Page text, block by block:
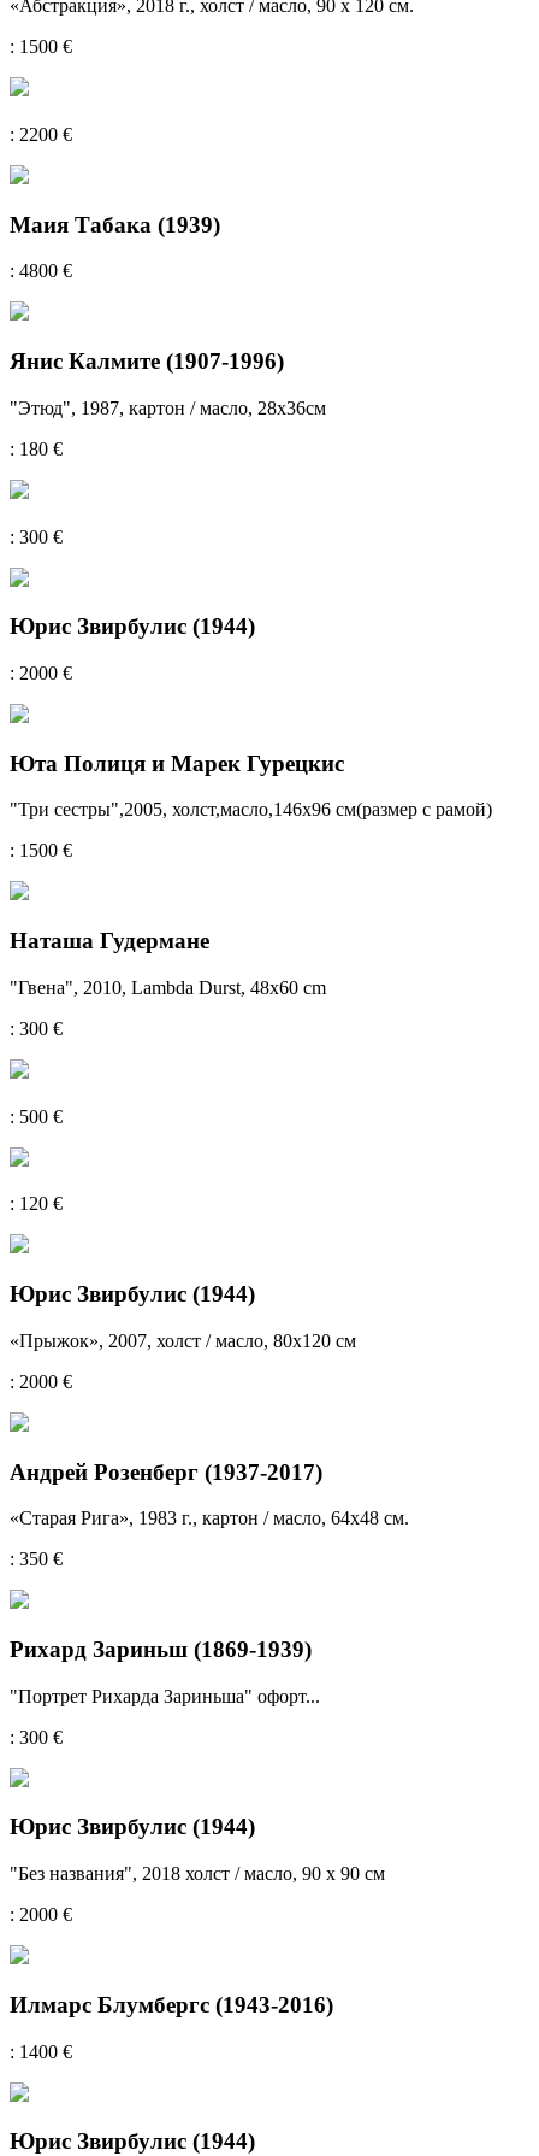
«Абстракция», 2018 г., холст / масло, 90 x 120 см.
: 1500 €
: 2200 €
Маия Табака (1939)
: 4800 €
Янис Калмите (1907-1996)
"Этюд", 1987, картон / масло, 28x36см
: 180 €
: 300 €
Юрис Звирбулис (1944)
: 2000 €
Юта Полиця и Марек Гурецкис
"Три сестры",2005, холст,масло,146x96 см(размер с рамой)
: 1500 €
Наташа Гудермане
"Гвенa", 2010, Lambda Durst, 48x60 cm
: 300 €
: 500 €
: 120 €
Юрис Звирбулис (1944)
«Прыжок», 2007, холст / масло, 80x120 см
: 2000 €
Андрей Розенберг (1937-2017)
«Старая Рига», 1983 г., картон / масло, 64x48 см.
: 350 €
Рихард Зариньш (1869-1939)
"Портрет Рихарда Зариньша" офорт...
: 300 €
Юрис Звирбулис (1944)
"Без названия", 2018 холст / масло, 90 х 90 см
: 2000 €
Илмарс Блумбергс (1943-2016)
: 1400 €
Юрис Звирбулис (1944)